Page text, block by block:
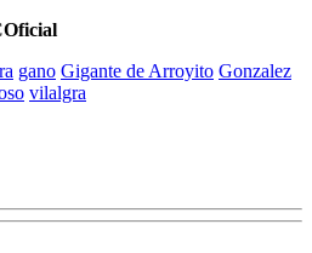
gano Gigante de Arroyito Gonzalez
vilalgra